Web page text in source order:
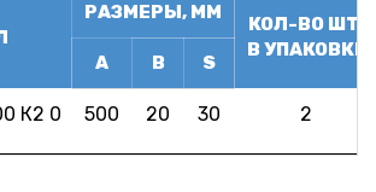
РАЗМЕРЫ, ММ
КОЛ-ВО ШТ.
В УПАКОВКЕ
А B S
К2 0 500 20 30 2